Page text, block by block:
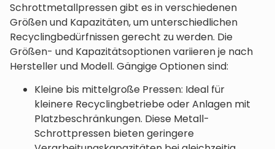
Schrottmetallpressen gibt es in verschiedenen
Größen und Kapazitäten, um unterschiedlichen
Recyclingbedürfnissen gerecht zu werden. Die
Größen- und Kapazitätsoptionen variieren je nach
Hersteller und Modell. Gängige Optionen sind:
Kleine bis mittelgroße Pressen: Ideal für
kleinere Recyclingbetriebe oder Anlagen mit
Platzbeschränkungen. Diese Metall-
Schrottpressen bieten geringere